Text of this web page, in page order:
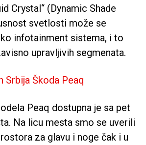
Crystal“ (Dynamic Shade
svetlosti može se
infotainment sistema, i to
upravljivih segmenata.
Peaq dostupna je sa pet
Na licu mesta smo se uverili
za glavu i noge čak i u